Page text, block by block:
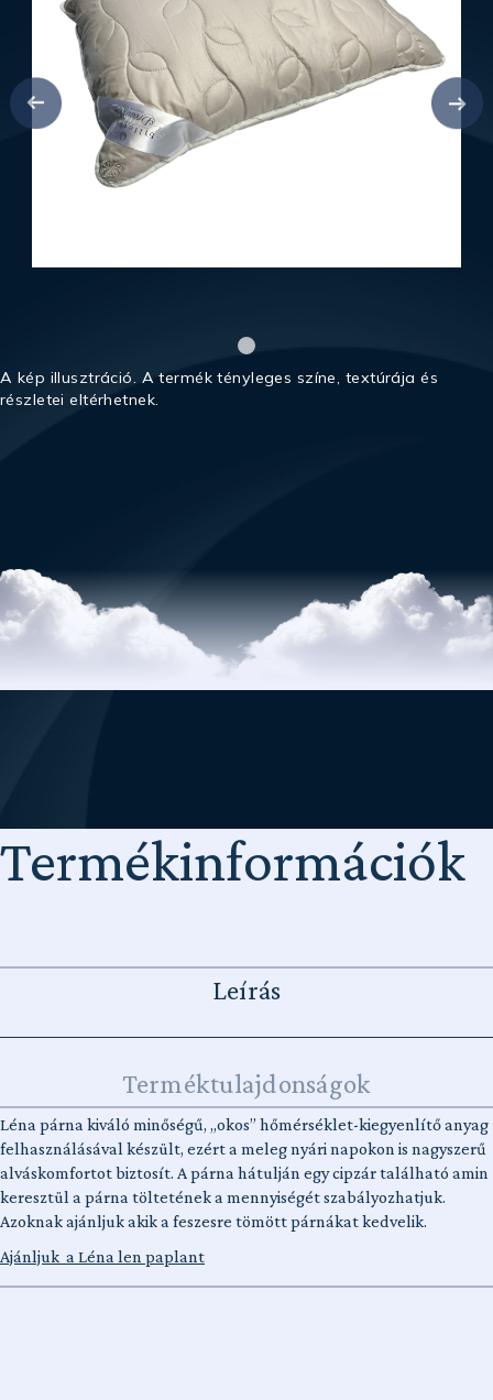
A kép illusztráció. A termék tényleges színe, textúrája és
részletei eltérhetnek.
Termékinformációk
Leírás
Terméktulajdonságok
Léna párna kiváló minőségű, „okos” hőmérséklet-kiegyenlítő anyag
felhasználásával készült, ezért a meleg nyári napokon is nagyszerű
alváskomfortot biztosít. A párna hátulján egy cipzár található amin
keresztül a párna töltetének a mennyiségét szabályozhatjuk.
Azoknak ajánljuk akik a feszesre tömött párnákat kedvelik.
Ajánljuk a Léna len paplant